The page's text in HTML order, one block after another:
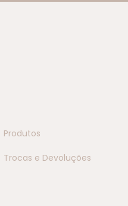
Produtos
Trocas e Devoluções